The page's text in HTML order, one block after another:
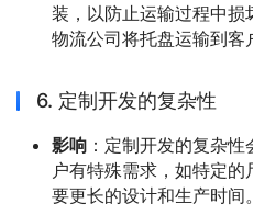
装，以防止运输过程中
物流公司将托盘运输到客
6. 定制开发的复杂性
影响 ：定制开发的复杂
户有特殊需求，如特定
要更长的设计和生产时间。